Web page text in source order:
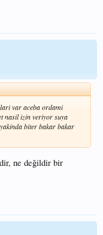
var aceba ordami
nasil izin veriyor suya
biter bakar bakar
ne değildir bir